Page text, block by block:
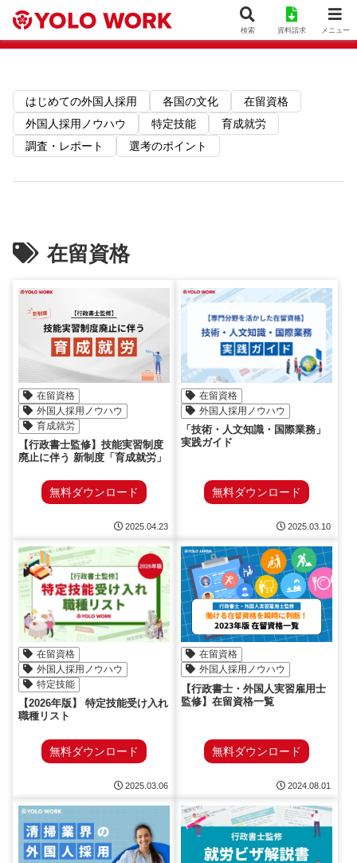
お役立ち資料一覧
はじめての外国人採用 各国の文化
在留資格
外国人採用ノウハウ
特定技能
育成就労
調査・レポート
選考のポイント
在留資格
在留資格
外国人採用ノウハウ
育成就労
【行政書士監修】技能実習制度
廃止に伴う 新制度「育成就労」
無料ダウンロード
2025.04.23
在留資格
外国人採用ノウハウ
「技術・人文知識・国際業務」
実践ガイド
無料ダウンロード
2025.03.10
在留資格
外国人採用ノウハウ
特定技能
【2026年版】 特定技能受け入れ
職種リスト
無料ダウンロード
2025.03.06
在留資格
外国人採用ノウハウ
【行政書士・外国人実習雇用士
監修】在留資格一覧
無料ダウンロード
2024.08.01
検索 資料請求 メニュー